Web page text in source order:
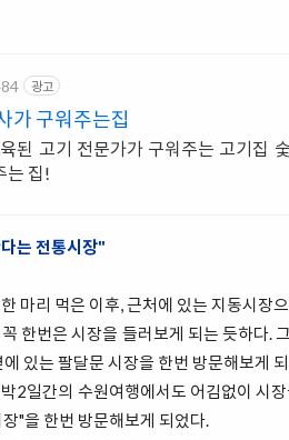
광고
가 구워주는집
된 고기 전문가가 구워주는 고기집
는 집!
는 전통시장"
마리 먹은 이후, 근처에 있는 지동시장
한번은 시장을 들러보게 되는 듯하다.
있는 팔달문 시장을 한번 방문해보게
2일간의 수원여행에서도 어김없이 시
"을 한번 방문해보게 되었다.